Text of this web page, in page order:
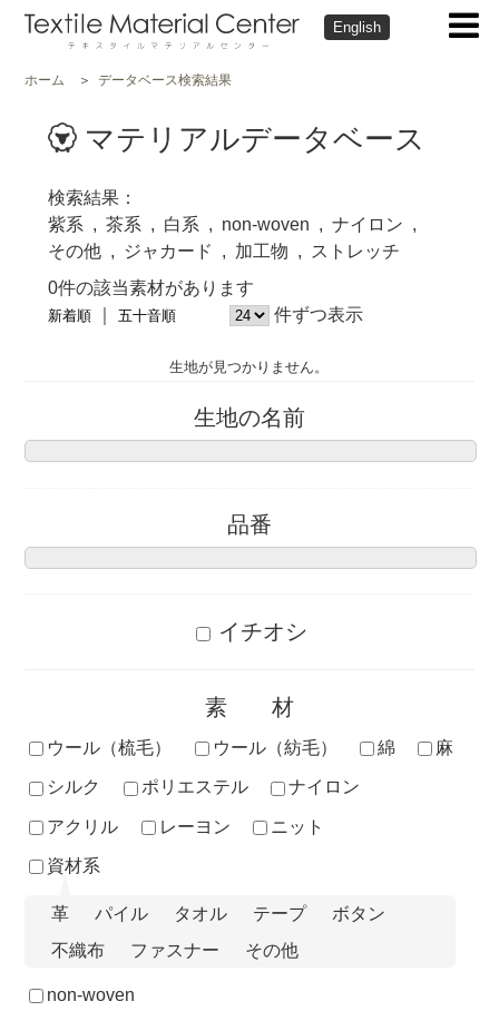
English
ホーム データベース検索結果
マテリアルデータベース
検索結果
紫系
茶系 白系 non-woven
ナイロン
その他
ジャカード 加工物
ストレッチ
0件の該当素材があります
新着順 五十音順 件ずつ表示
生地が見つかりません。
生地の名前
品番
イチオシ
素材
ウール（梳毛） ウール（紡毛） 綿
麻
シルク
ポリエステル
ナイロン
アクリル
レーヨン
ニット
資材系
革 パイル タオル テープ
ボタン
不織布
ファスナー その他
non-woven